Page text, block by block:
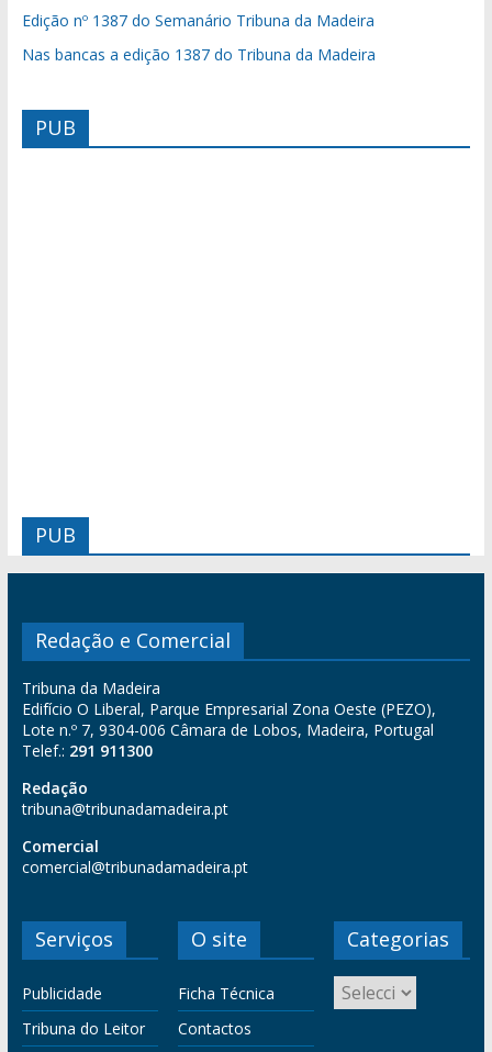
Edição nº 1387 do Semanário Tribuna da Madeira
Nas bancas a edição 1387 do Tribuna da Madeira
PUB
PUB
Redação e Comercial
Tribuna da Madeira
Edifício O Liberal, Parque Empresarial Zona Oeste (PEZO),
Lote n.º 7, 9304-006 Câmara de Lobos, Madeira, Portugal
Telef.: 291 911300
Redação
tribuna@tribunadamadeira.pt
Comercial
comercial@tribunadamadeira.pt
Serviços
Publicidade
Tribuna do Leitor
O site
Ficha Técnica
Contactos
Categorias